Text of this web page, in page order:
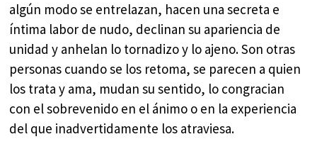
algún modo se entrelazan, hacen una secreta e
íntima labor de nudo, declinan su apariencia de
unidad y anhelan lo tornadizo y lo ajeno. Son otras
personas cuando se los retoma, se parecen a quien
los trata y ama, mudan su sentido, lo congracian
con el sobrevenido en el ánimo o en la experiencia
del que inadvertidamente los atraviesa.